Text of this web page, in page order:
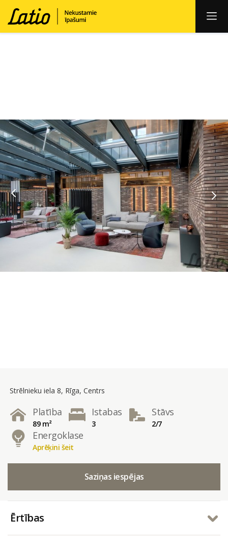
Strēlnieku iela 8, Rīga, Centrs
Platība
89 m²
Istabas
3
Stāvs
2/7
Energoklase
Aprēķini šeit
Saziņas iespējas
Ērtības